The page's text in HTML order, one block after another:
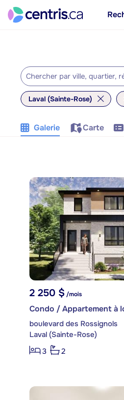
Laval (Sainte-Rose)
Galerie Carte
2 250 $/mois
Condo / Appartement à
boulevard des Rossignols
Laval (Sainte-Rose)
3
2